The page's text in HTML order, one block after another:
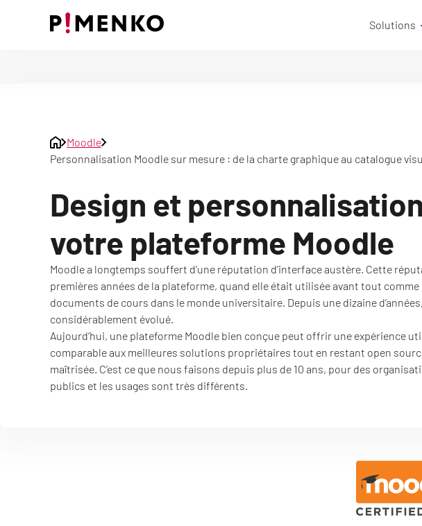
Solutions
Moodle
Personnalisation Moodle sur mesure : de la charte graphique au catalogue
Design et
votre plateforme Moodle
Moodle a longtemps souffert d’une réputation d’interface austère. Cette
premières années de la plateforme, quand elle était utilisée avant tout
documents de cours dans le monde universitaire. Depuis une dizaine
considérablement évolué.
Aujourd’hui, une plateforme Moodle bien conçue peut offrir une expérience
comparable aux meilleures solutions propriétaires tout en restant open
maîtrisée. C’est ce que nous faisons depuis plus de 10 ans, pour des
publics et les usages sont très différents.